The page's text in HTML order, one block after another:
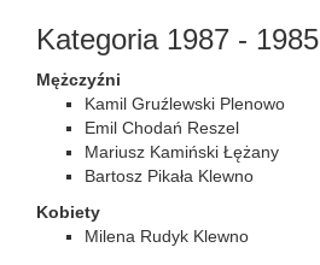
Kategoria 1987 - 1985
Mężczyźni
Kamil Gruźlewski Plenowo
Emil Chodań Reszel
Mariusz Kamiński Łężany
Bartosz Pikała Klewno
Kobiety
Milena Rudyk Klewno